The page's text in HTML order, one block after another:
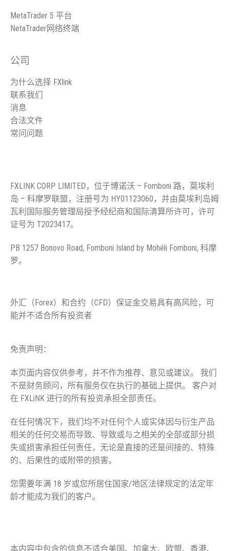
MetaTrader 5 平台
NetaTrader网络终端
公司
为什么选择 FXlink
联系我们
消息
合法文件
常问问题
FXLINK CORP LIMITED，位于博诺沃 – Fomboni 路，莫埃利
岛 – 科摩罗联盟，注册号为 HY01123060，并由莫埃利岛姆
瓦利国际服务管理局授予经纪商和国际清算所许可，许可
证号为 T2023417。
PB 1257 Bonovo Road, Fomboni Island by Mohéli Fomboni, 科摩
罗。
外汇（Forex）和合约（CFD）保证金交易具有高风险，可
能并不适合所有投资者
免责声明：
本页面内容仅供参考，并不作为推荐、意见或建议。 我们
不是财务顾问，所有服务仅在执行的基础上提供。 客户对
在 FXLiNK 进行的所有投资承担全部责任。
在任何情况下，我们均不对任何个人或实体因与衍生产品
相关的任何交易而导致、导致或与之相关的全部或部分损
失或损害承担任何责任，无论是直接的还是间接的、特殊
的、后果性的或附带的损害。
您需要年满 18 岁或您所居住国家/地区法律规定的法定年
龄才能成为我们的客户。
本内容中包含的信息不适合美国、加拿大、欧盟、香港、